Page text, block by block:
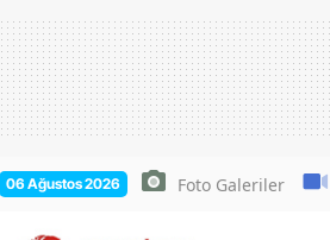
06 Ağustos 2026 Foto Galeriler